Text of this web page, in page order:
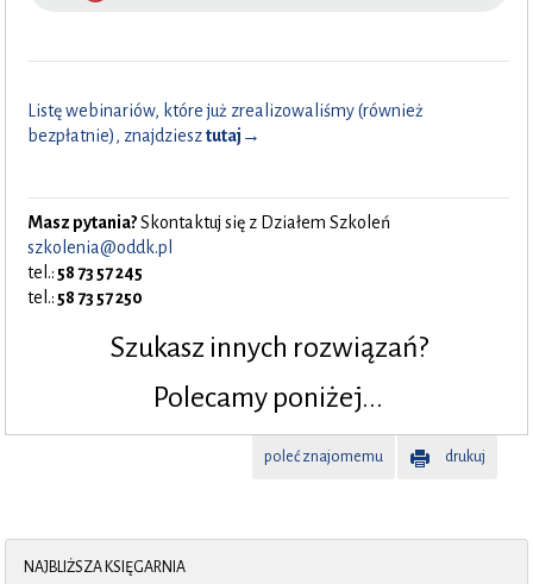
Listę webinariów, które już zrealizowaliśmy (również
bezpłatnie), znajdziesztutaj→
Masz pytania?Skontaktuj się z Działem Szkoleń
szkolenia@oddk.pl
tel.: 58 73 57 245
tel.: 58 73 57 250
Szukasz innych rozwiązań?
Polecamy poniżej...
poleć znajomemu drukuj
NAJBLIŻSZA KSIĘGARNIA